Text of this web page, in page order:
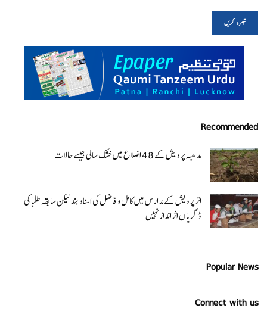
Recommended
مدھیہ پردیش کے 48 اضلاع میں خشک سالی جیسے حالات
اتر پردیش کےمدارس میں کامل و فاضل کی اسناد بند لیکن سابقہ طلبا کی
ڈگریا ں اثرانداز نہیں
Popular News
Connect with us